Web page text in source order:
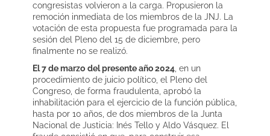
congresistas volvieron a la carga. Propusieron la
remoción inmediata de los miembros de la JNJ. La
votación de esta propuesta fue programada para la
sesión del Pleno del 15 de diciembre, pero
finalmente no se realizó.
El 7 de marzo del presente año 2024, en un
procedimiento de juicio político, el Pleno del
Congreso, de forma fraudulenta, aprobó la
inhabilitación para el ejercicio de la función pública,
hasta por 10 años, de dos miembros de la Junta
Nacional de Justicia: Inés Tello y Aldo Vásquez. El